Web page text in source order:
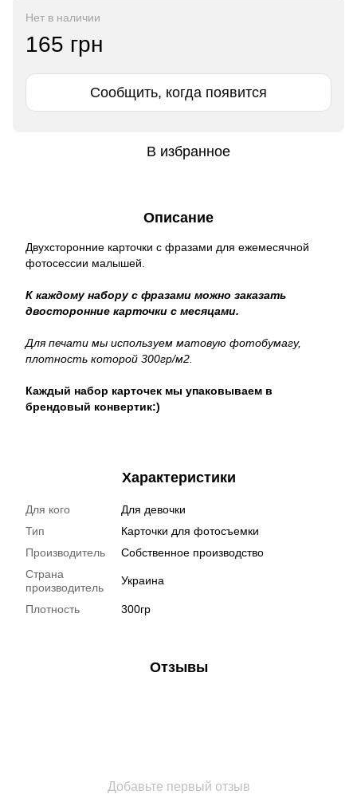
Нет в наличии
165 грн
Сообщить, когда появится
В избранное
Описание
Двухсторонние карточки с фразами для ежемесячной
фотосессии малышей.
К каждому набору с фразами можно заказать
двосторонние карточки с месяцами.
Для печати мы используем матовую фотобумагу,
плотность которой 300гр/м2.
Каждый набор карточек мы упаковываем в
брендовый конвертик:)
Характеристики
Для кого
Для девочки
Тип
Карточки для фотосъемки
Производитель
Собственное производство
Страна
производитель
Украина
Плотность 300гр
Отзывы
Добавьте первый отзыв